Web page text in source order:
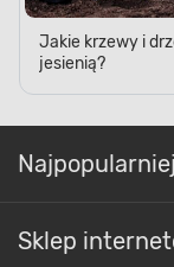
Jakie krzewy i
jesienią?
Sklep